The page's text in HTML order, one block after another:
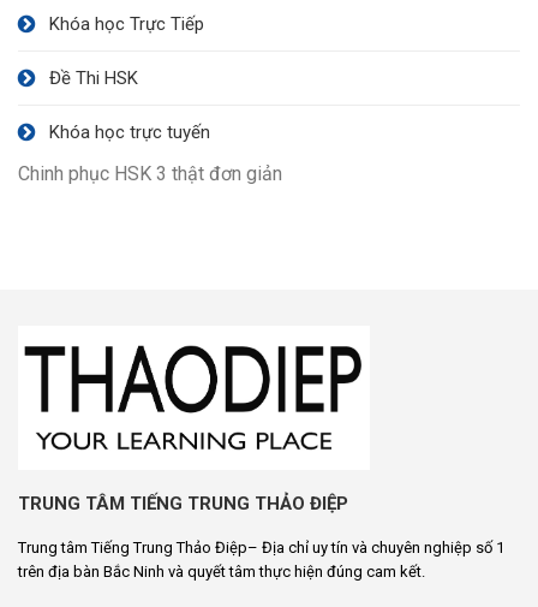
Khóa học Trực Tiếp
Đề Thi HSK
Khóa học trực tuyến
Chinh phục HSK 3 thật đơn giản
TRUNG TÂM TIẾNG TRUNG THẢO ĐIỆP
Trung tâm Tiếng Trung Thảo Điệp– Địa chỉ uy tín và chuyên nghiệp số 1
trên địa bàn Bắc Ninh và quyết tâm thực hiện đúng cam kết.